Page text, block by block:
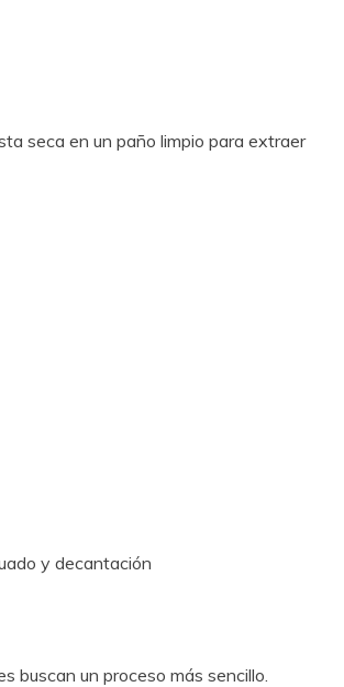
seca en un paño limpio para extraer
y decantación
buscan un proceso más sencillo.